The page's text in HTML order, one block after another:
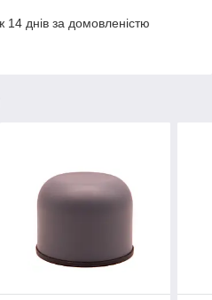
днів за домовленістю